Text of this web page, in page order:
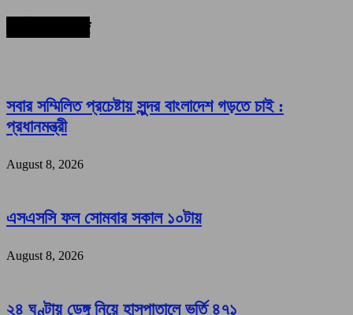
সবার সম্মিলিত প্রচেষ্টায় সুন্দর বাংলাদেশ গড়তে চাই :
প্রধানমন্ত্রী
August 8, 2026
এসএসসি ফল সোমবার সকাল ১০টায়
August 8, 2026
২৪ ঘণ্টায় ডেঙ্গু নিয়ে হাসপাতালে ভর্তি ৪৭১